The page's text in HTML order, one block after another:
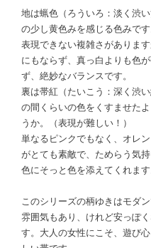
地は蝋色（ろういろ：淡く渋
の少し黄色みを感じる色みで
表現できない複雑さがありま
にもならず、真っ白よりも色
ず、絶妙なバランスです。
裏は帯紅（たいこう：深く渋
の間くらいの色をくすませた
うか。（表現が難しい！）
単なるピンクでもなく、オレ
がとても素敵で、ためらう気
色にそっと色を添えてくれます
このシリーズの柄ゆきはモダ
雰囲気もあり、けれど安っぽ
す。大人の女性にこそ、遊び